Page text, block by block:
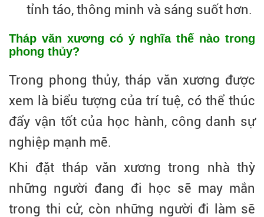
tỉnh táo, thông minh và sáng suốt hơn.
Tháp văn xương có ý nghĩa thế nào trong
phong thủy?
Trong phong thủy, tháp văn xương được
xem là biểu tượng của trí tuệ, có thể thúc
đẩy vận tốt của học hành, công danh sự
nghiệp mạnh mẽ.
Khi đặt tháp văn xương trong nhà thỳ
những người đang đi học sẽ may mắn
trong thi cử, còn những người đi làm sẽ